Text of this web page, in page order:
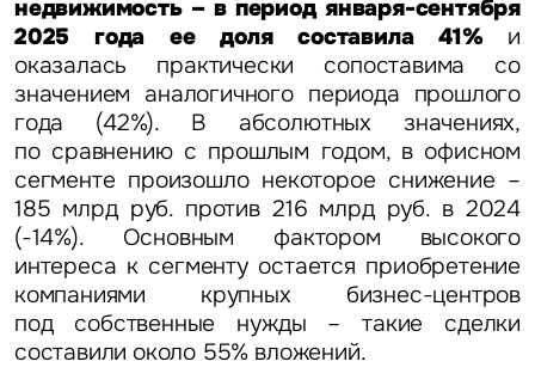
недвижимость – в период января-сентября
2025 года ее доля составила 41% и
оказалась практически сопоставима со
значением аналогичного периода прошлого
года (42%). В абсолютных значениях,
по сравнению с прошлым годом, в офисном
сегменте произошло некоторое снижение –
185 млрд руб. против 216 млрд руб. в 2024
(-14%). Основным фактором высокого
интереса к сегменту остается приобретение
компаниями крупных бизнес-центров
под собственные нужды – такие сделки
составили около 55% вложений.